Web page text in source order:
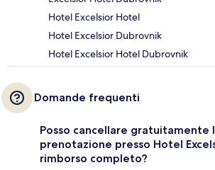
Hotel Excelsior Hotel
Hotel Excelsior Dubrovnik
Hotel Excelsior Hotel Dubrovnik
Domande frequenti
Posso cancellare gratuitamente
prenotazione presso Hotel
rimborso completo?